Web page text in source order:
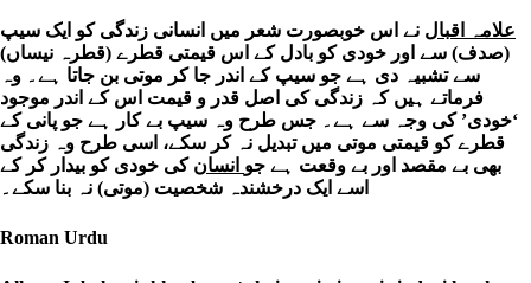
علامہ اقبال نے اس خوبصورت شعر میں انسانی زندگی کو ایک سیپ
(صدف) سے اور خودی کو بادل کے اس قیمتی قطرے (قطرہ نیساں)
سے تشبیہ دی ہے جو سیپ کے اندر جا کر موتی بن جاتا ہے۔ وہ
فرماتے ہیں کہ زندگی کی اصل قدر و قیمت اس کے اندر موجود
‘خودی’ کی وجہ سے ہے۔ جس طرح وہ سیپ بے کار ہے جو پانی کے
قطرے کو قیمتی موتی میں تبدیل نہ کر سکے، اسی طرح وہ زندگی
بھی بے مقصد اور بے وقعت ہے جو انسان کی خودی کو بیدار کر کے
اسے ایک درخشندہ شخصیت (موتی) نہ بنا سکے۔
Roman Urdu